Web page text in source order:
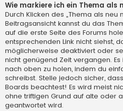
Wie markiere ich ein Thema als
Durch Klicken des „Thema als neu
Beitragsansicht kannst du das
auf die erste Seite des Forums
entsprechenden Link nicht siehst,
möglicherweise deaktiviert oder
nicht genügend Zeit vergangen.
nach oben zu holen, indem du
schreibst. Stelle jedoch sicher,
Boards beachtest! Es wird meist
ohne triftigen Grund auf alte oder
geantwortet wird.